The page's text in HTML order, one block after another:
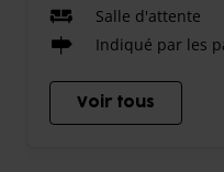
Salle d'attente
Indiqué par les
Voir tous